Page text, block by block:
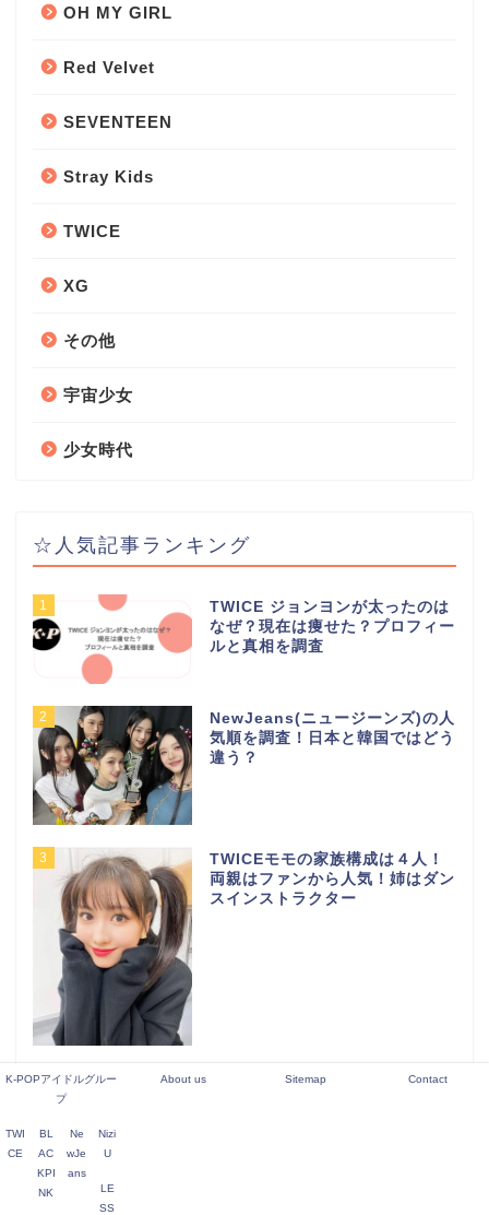
OH MY GIRL
Red Velvet
SEVENTEEN
Stray Kids
TWICE
XG
その他
宇宙少女
少女時代
☆人気記事ランキング
1
TWICE ジョンヨンが太ったのは
なぜ？現在は痩せた？プロフィー
ルと真相を調査
2
NewJeans(ニュージーンズ)の人
気順を調査！日本と韓国ではどう
違う？
3
TWICEモモの家族構成は４人！
両親はファンから人気！姉はダン
スインストラクター
4
元LE SSERAFIM キム・ガラム
5
K-POPアイドルグルー
プ
TWI
CE
BL
AC
KPI
NK
Ne
wJe
ans
Nizi
U
LE
SS
About us Sitemap Contact